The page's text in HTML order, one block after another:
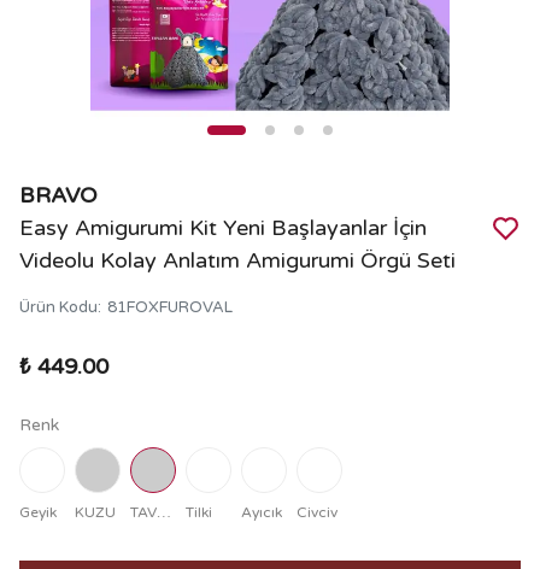
BRAVO
Easy Amigurumi Kit Yeni Başlayanlar İçin
Videolu Kolay Anlatım Amigurumi Örgü Seti
Ürün Kodu: 81FOXFUROVAL
₺ 449.00
Renk
Geyik KUZU TAVŞAN Tilki Ayıcık Civciv